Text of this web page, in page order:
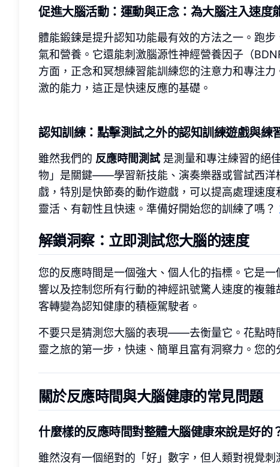
促進大腦活動：運動與正念：為大腦注入速度
體能鍛鍊是提升認知功能最有效的方法之一。跑
氣和營養。它還能刺激腦源性神經營養因子（
方面，正念和冥想練習能訓練您的注意力和專注
激的能力，這正是快速反應的基礎。
認知訓練：點擊測試之外的認知訓練遊戲與練
雖然我們的 反應時間測試 是測量和專注練習的絕
物」是關鍵——學習新技能、演奏樂器或嘗試西洋
戲，特別是快節奏的動作遊戲，可以提高處理速
靈活、有韌性且快速。準備好開始您的訓練了嗎？
解鎖洞察：立即測試您大腦的速度
您的反應時間是一個強大、個人化的指標。它是
響以及控制您所有行動的神經訊號驚人速度的複
客轉變為認知健康的積極駕駛者。
不要只是猜測您大腦的表現——去衡量它。花點時
靈之旅的第一步，快速、簡單且富有洞察力。您的
關於反應時間與大腦健康的常見問題
什麼樣的反應時間對整體大腦健康來說是好的
雖然沒有一個絕對的「好」數字，但人類對視覺